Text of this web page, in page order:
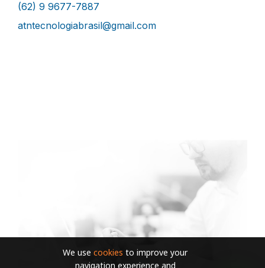
We use cookies to improve your
navigation experience and
(62) 9 9677-7887
atntecnologiabrasil@gmail.com